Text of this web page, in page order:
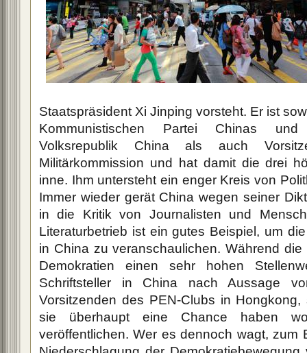
Staatspräsident Xi Jinping vorsteht. Er ist
Kommunistischen Partei Chinas und
Volksrepublik China als auch
Militärkommission und hat damit die drei
inne. Ihm untersteht ein enger Kreis von
Immer wieder gerät China wegen seiner
in die Kritik von Journalisten und
Literaturbetrieb ist ein gutes Beispiel, um
in China zu veranschaulichen. Während
Demokratien einen sehr hohen
Schriftsteller in China nach Aussage
Vorsitzenden des PEN-Clubs in
sie überhaupt eine Chance haben
veröffentlichen. Wer es dennoch wagt, zum